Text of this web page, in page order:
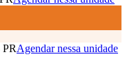
Agendar nessa unidade